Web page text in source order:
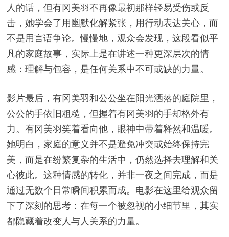
人的话，但有冈美羽不再像最初那样轻易受伤或反
击，她学会了用幽默化解紧张，用行动表达关心，而
不是用言语争论。慢慢地，观众会发现，这段看似平
凡的家庭故事，实际上是在讲述一种更深层次的情
感：理解与包容，是任何关系中不可或缺的力量。
影片最后，有冈美羽和公公坐在阳光洒落的庭院里，
公公的手依旧粗糙，但握着有冈美羽的手却格外有
力。有冈美羽笑着看向他，眼神中带着释然和温暖。
她明白，家庭的意义并不是避免冲突或始终保持完
美，而是在纷繁复杂的生活中，仍然选择去理解和关
心彼此。这种情感的转化，并非一夜之间完成，而是
通过无数个日常瞬间积累而成。电影在这里给观众留
下了深刻的思考：在每一个被忽视的小细节里，其实
都隐藏着改变人与人关系的力量。